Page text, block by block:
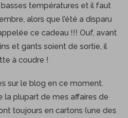
basses températures et il faut
alors que l’été a disparu
ce cadeau !!! Ouf, avant
et gants soient de sortie, il
à coudre !
sur le blog en ce moment.
la plupart de mes affaires de
toujours en cartons (une des